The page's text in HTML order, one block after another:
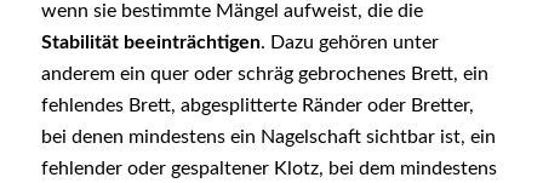
wenn sie bestimmte Mängel aufweist, die die
Stabilität beeinträchtigen. Dazu gehören unter
anderem ein quer oder schräg gebrochenes Brett, ein
fehlendes Brett, abgesplitterte Ränder oder Bretter,
bei denen mindestens ein Nagelschaft sichtbar ist, ein
fehlender oder gespaltener Klotz, bei dem mindestens